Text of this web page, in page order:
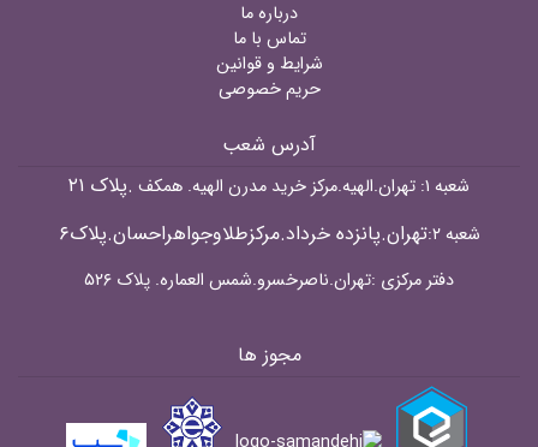
درباره ما
تماس با ما
شرایط و قوانین
حریم خصوصی
آدرس شعب
شعبه ۱: تهران.الهیه.مرکز خرید مدرن الهیه. همکف .پلاک ۲۱
شعبه ۲: تهران.پانزده خرداد.مرکزطلاوجواهراحسان.پلاک۶
دفتر مرکزی :تهران.ناصرخسرو.شمس العماره. پلاک ۵۲۶
مجوز ها